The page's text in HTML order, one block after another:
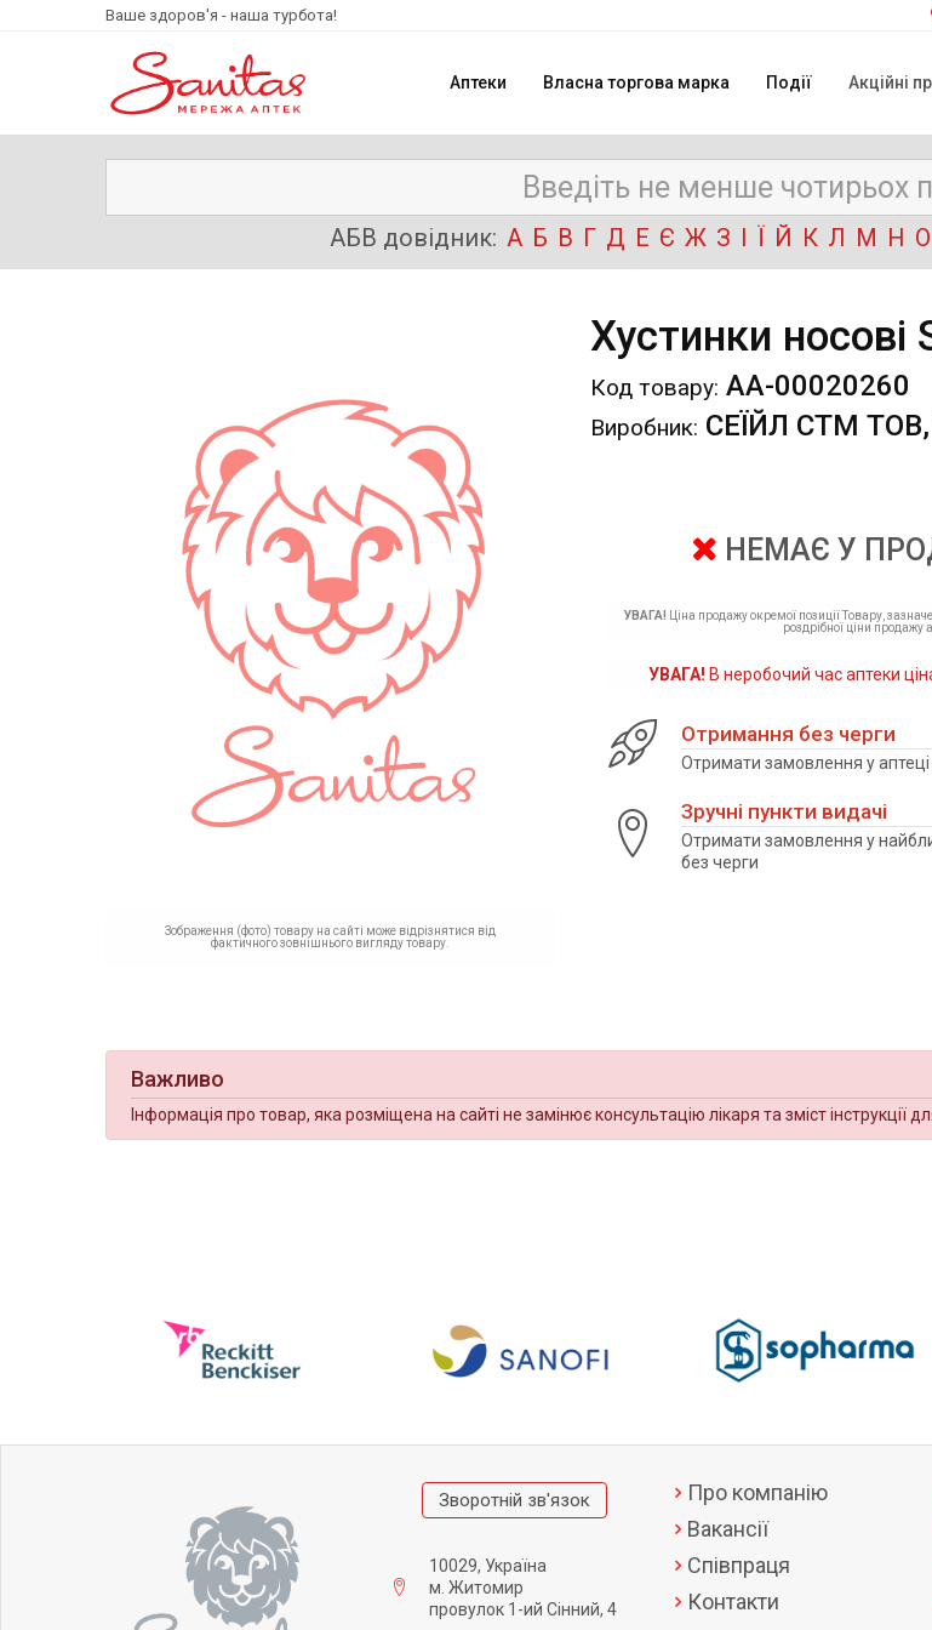
Ваше здоров'я - наша турбота!
Аптеки Власна торгова марка Події Акційні
АБВ довідник: А Б В Г Д Е Є Ж З І Ї Й К Л М Н О
Зображення (фото) товару на сайті може відрізнятися від
фактичного зовнішнього вигляду товару.
Хустинки
Код товару: АА-00020260
Виробник: СЕЇЙЛ СТМ
НЕМАЄ У
УВАГА! Ціна продажу окремої позиції Товару,
роздрібної ціни продажу
УВАГА! В неробочий час аптеки
Отримання без черги
Отримати замовлення у аптеці
Зручні пункти видачі
Отримати замовлення у
без черги
Важливо
Інформація про товар, яка розміщена на сайті не замінює консультацію лікаря та зміст інструкції
Зворотній зв'язок
10029, Україна
м. Житомир
провулок 1-ий Сінний, 4
Про компанію
Вакансії
Співпраця
Контакти